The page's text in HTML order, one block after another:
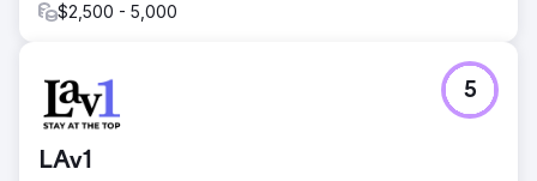
$2,500 - 5,000
LAv1
5